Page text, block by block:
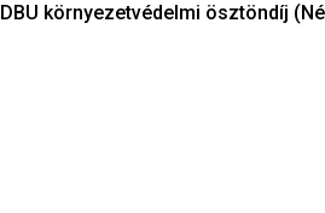
DBU környezetvédelmi ösztöndíj